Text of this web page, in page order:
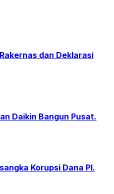
dan Deklarasi
Daikin Bangun Pusat.
Korupsi Dana PI.